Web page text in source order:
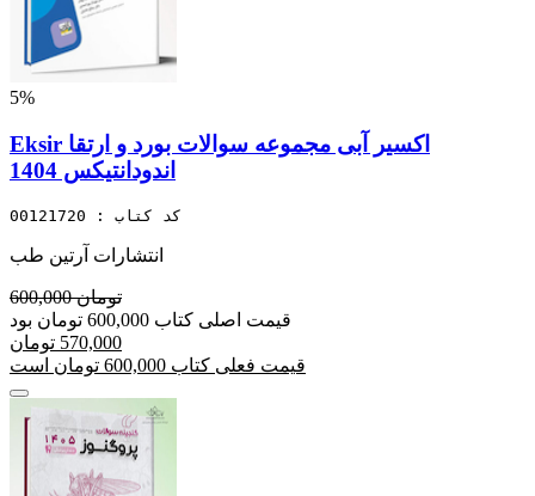
5%
Eksir اکسیر آبی مجموعه سوالات بورد و ارتقا
اندودانتیکس 1404
کد کتاب : 00121720
انتشارات آرتین طب
600,000 تومان
قیمت اصلی کتاب 600,000 تومان بود
570,000 تومان
قیمت فعلی کتاب 600,000 تومان است